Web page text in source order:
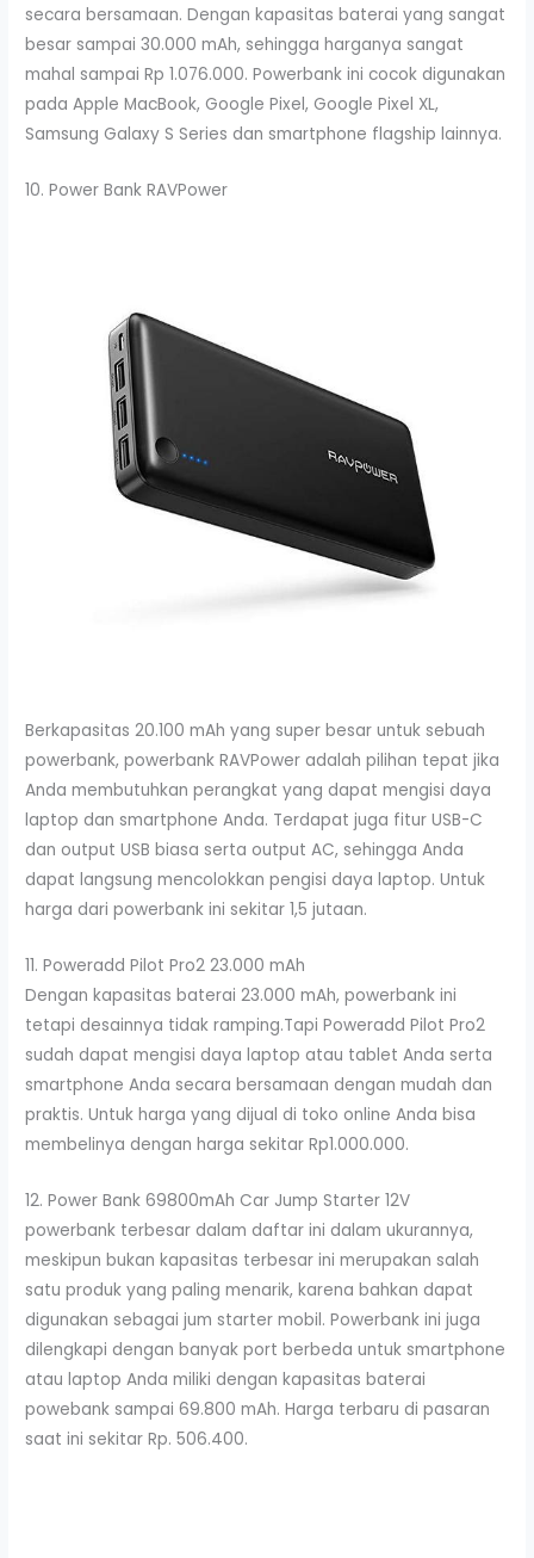
secara bersamaan. Dengan kapasitas baterai yang sangat
besar sampai 30.000 mAh, sehingga harganya sangat
mahal sampai Rp 1.076.000. Powerbank ini cocok digunakan
pada Apple MacBook, Google Pixel, Google Pixel XL,
Samsung Galaxy S Series dan smartphone flagship lainnya.
10. Power Bank RAVPower
Berkapasitas 20.100 mAh yang super besar untuk sebuah
powerbank, powerbank RAVPower adalah pilihan tepat jika
Anda membutuhkan perangkat yang dapat mengisi daya
laptop dan smartphone Anda. Terdapat juga fitur USB-C
dan output USB biasa serta output AC, sehingga Anda
dapat langsung mencolokkan pengisi daya laptop. Untuk
harga dari powerbank ini sekitar 1,5 jutaan.
11. Poweradd Pilot Pro2 23.000 mAh
Dengan kapasitas baterai 23.000 mAh, powerbank ini
tetapi desainnya tidak ramping.Tapi Poweradd Pilot Pro2
sudah dapat mengisi daya laptop atau tablet Anda serta
smartphone Anda secara bersamaan dengan mudah dan
praktis. Untuk harga yang dijual di toko online Anda bisa
membelinya dengan harga sekitar Rp1.000.000.
12. Power Bank 69800mAh Car Jump Starter 12V
powerbank terbesar dalam daftar ini dalam ukurannya,
meskipun bukan kapasitas terbesar ini merupakan salah
satu produk yang paling menarik, karena bahkan dapat
digunakan sebagai jum starter mobil. Powerbank ini juga
dilengkapi dengan banyak port berbeda untuk smartphone
atau laptop Anda miliki dengan kapasitas baterai
powebank sampai 69.800 mAh. Harga terbaru di pasaran
saat ini sekitar Rp. 506.400.